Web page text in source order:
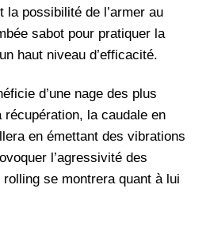
pêcheurs ! 🎣
la possibilité de l’armer au
sabot pour pratiquer la
haut niveau d’efficacité.
d’une nage des plus
la caudale en
en émettant des vibrations
l’agressivité des
se montrera quant à lui